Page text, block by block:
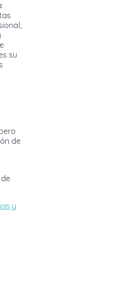
su
de
y